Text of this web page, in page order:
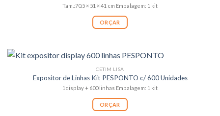
Tam.:70.5 × 51 × 41 cm Embalagem: 1 kit
ORÇAR
CETIM LISA
Expositor de Linhas Kit PESPONTO c/ 600 Unidades
1display + 600 linhas Embalagem: 1 kit
ORÇAR